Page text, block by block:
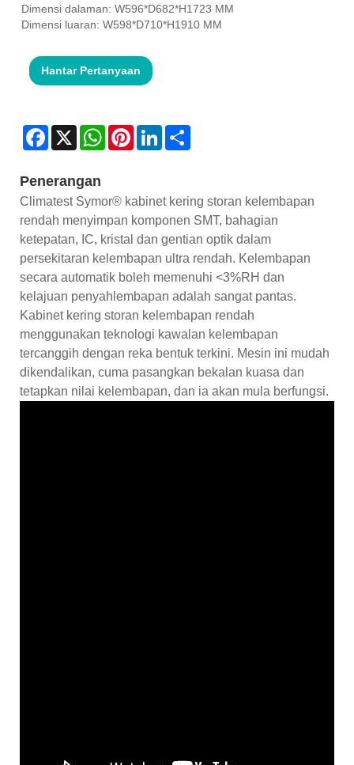
Dimensi dalaman: W596*D682*H1723 MM
Dimensi luaran: W598*D710*H1910 MM
Hantar Pertanyaan
Facebook
X WhatsAppPinterestLinkedIn
Penerangan
Climatest Symor® kabinet kering storan kelembapan
rendah menyimpan komponen SMT, bahagian
ketepatan, IC, kristal dan gentian optik dalam
persekitaran kelembapan ultra rendah. Kelembapan
secara automatik boleh memenuhi <3%RH dan
kelajuan penyahlembapan adalah sangat pantas.
Kabinet kering storan kelembapan rendah
menggunakan teknologi kawalan kelembapan
tercanggih dengan reka bentuk terkini. Mesin ini mudah
dikendalikan, cuma pasangkan bekalan kuasa dan
tetapkan nilai kelembapan, dan ia akan mula berfungsi.